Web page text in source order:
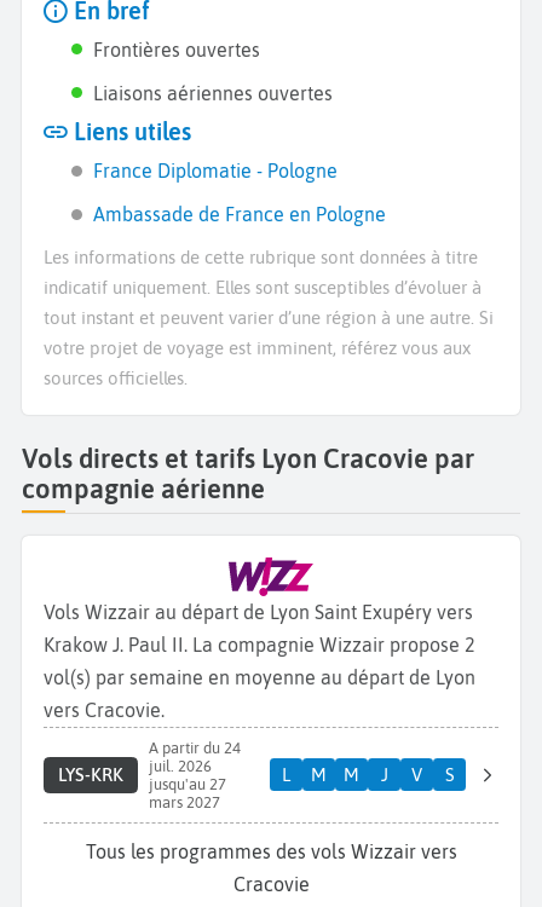
En bref
Frontières ouvertes
Liaisons aériennes ouvertes
Liens utiles
France Diplomatie - Pologne
Ambassade de France en Pologne
Les informations de cette rubrique sont données à titre
indicatif uniquement. Elles sont susceptibles d’évoluer à
tout instant et peuvent varier d’une région à une autre. Si
votre projet de voyage est imminent, référez vous aux
sources officielles.
Vols directs et tarifs Lyon Cracovie par
compagnie aérienne
Vols Wizzair au départ de Lyon Saint Exupéry vers
Krakow J. Paul II. La compagnie Wizzair propose 2
vol(s) par semaine en moyenne au départ de Lyon
vers Cracovie.
LYS-KRK
A partir du 24
juil. 2026
jusqu'au 27
mars 2027
L M M J V S
Tous les programmes des vols Wizzair vers
Cracovie